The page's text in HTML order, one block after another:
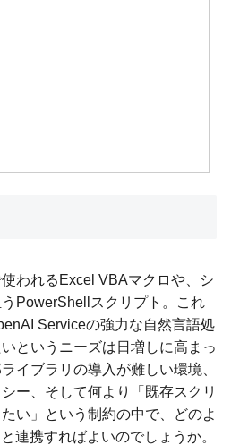
われるExcel VBAマクロや、シ
PowerShellスクリプト。これ
Serviceの強力な自然言語処
というニーズは日増しに高まっ
イブラリの導入が難しい環境、
ー、そして何より「既存スクリ
い」という制約の中で、どのよ
連携すればよいのでしょうか。